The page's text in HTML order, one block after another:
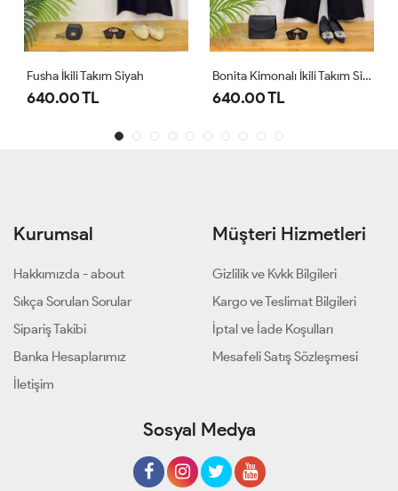
Fusha İkili Takım Siyah
640.00 TL
Bonita Kimonalı İkili Takım Siyah
640.00 TL
Kurumsal
Hakkımızda - about
Sıkça Sorulan Sorular
Sipariş Takibi
Banka Hesaplarımız
İletişim
Müşteri Hizmetleri
Gizlilik ve Kvkk Bilgileri
Kargo ve Teslimat Bilgileri
İptal ve İade Koşulları
Mesafeli Satış Sözleşmesi
Sosyal Medya